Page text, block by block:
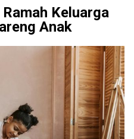
Keluarga
Anak